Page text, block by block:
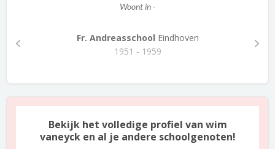
Woont in -
Fr. Andreasschool Eindhoven
1951 - 1959
Bekijk het volledige profiel van wim
vaneyck en al je andere schoolgenoten!